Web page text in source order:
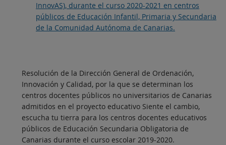
InnovAS), durante el curso 2020-2021 en centros
públicos de Educación Infantil, Primaria y Secundaria
de la Comunidad Autónoma de Canarias.
Resolución de la Dirección General de Ordenación,
Innovación y Calidad, por la que se determinan los
centros docentes públicos no universitarios de Canarias
admitidos en el proyecto educativo Siente el cambio,
escucha tu tierra para los centros docentes educativos
públicos de Educación Secundaria Obligatoria de
Canarias durante el curso escolar 2019-2020.